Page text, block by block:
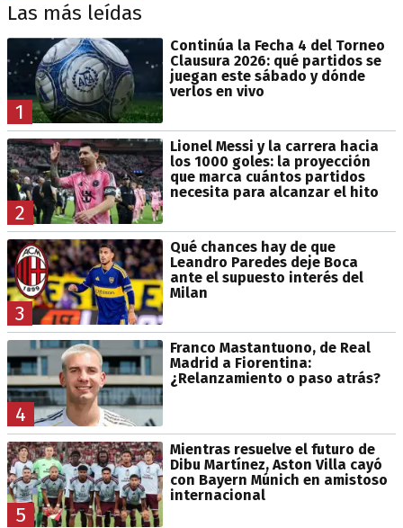
Las más leídas
1
Continúa la Fecha 4 del Torneo
Clausura 2026: qué partidos se
juegan este sábado y dónde
verlos en vivo
2
Lionel Messi y la carrera hacia
los 1000 goles: la proyección
que marca cuántos partidos
necesita para alcanzar el hito
3
Qué chances hay de que
Leandro Paredes deje Boca
ante el supuesto interés del
Milan
4
Franco Mastantuono, de Real
Madrid a Fiorentina:
¿Relanzamiento o paso atrás?
5
Mientras resuelve el futuro de
Dibu Martínez, Aston Villa cayó
con Bayern Múnich en amistoso
internacional